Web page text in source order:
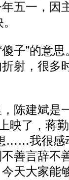
五一，因
子”的意思
射，很多
建斌是
映了，蒋
……我很感
善言辞不
天大家能